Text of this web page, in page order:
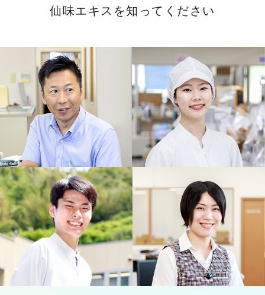
仙味エキスを知ってください